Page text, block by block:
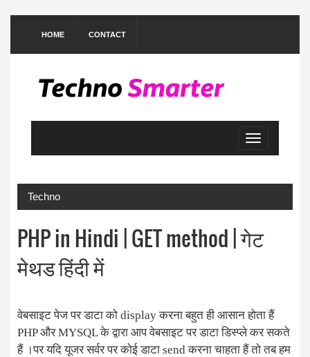
HOME CONTACT
Toggle
navigation
Techno
PHP in Hindi | GET method | गेट
मेथड हिंदी में
वेबसाइट पेज पर डाटा को display करना बहुत ही आसान होता हैं
PHP और MYSQL के द्वारा आप वेबसाइट पर डाटा डिस्प्ले कर सकते
हैं ।पर यदि यूजर सर्वर पर कोई डाटा send करना चाहता हैं तो तब हम